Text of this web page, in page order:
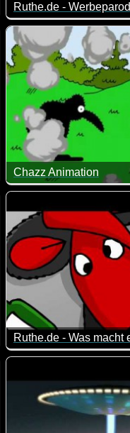
Herrlich :-)
Ruthe.de -
Hier werden
und überwacht.
Chazz Animation
Netter Kurzfilm über
Frederick kommt
Hier seht ihr die